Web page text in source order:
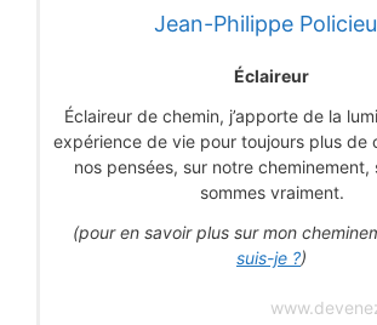
Jean-Philippe
Éclaireur
Éclaireur de chemin, j’apporte de la
expérience de vie pour toujours plus de
nos pensées, sur notre cheminement,
sommes vraiment.
(pour en savoir plus sur mon
suis-je ?)